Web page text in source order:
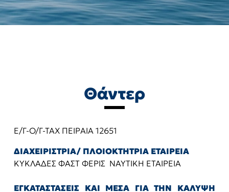
Θάντερ
Ε/Γ-Ο/Γ-ΤΑΧ ΠΕΙΡΑΙΑ 12651
ΔΙΑΧΕΙΡΙΣΤΡΙΑ/ ΠΛΟΙΟΚΤΗΤΡΙΑ ΕΤΑΙΡΕΙΑ
ΚΥΚΛΑΔΕΣ ΦΑΣΤ ΦΕΡΙΣ ΝΑΥΤΙΚΗ ΕΤΑΙΡΕΙΑ
ΕΓΚΑΤΑΣΤΑΣΕΙΣ ΚΑΙ ΜΕΣΑ ΓΙΑ ΤΗΝ ΚΑΛΥΨΗ